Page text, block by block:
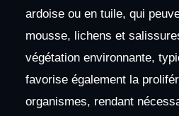
ardoise ou en tuile, qui
mousse, lichens et
végétation environnante,
favorise également la
organismes, rendant